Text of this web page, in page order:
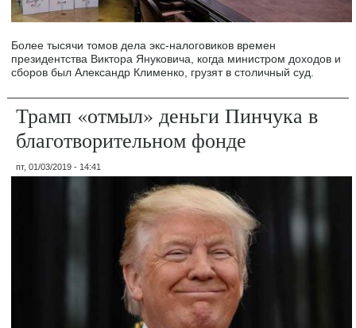
Более тысячи томов дела экс-налоговиков времен
президентства Виктора Януковича, когда министром доходов и
сборов был Александр Клименко, грузят в столичный суд.
Трамп «отмыл» деньги Пинчука в
благотворительном фонде
пт, 01/03/2019 - 14:41